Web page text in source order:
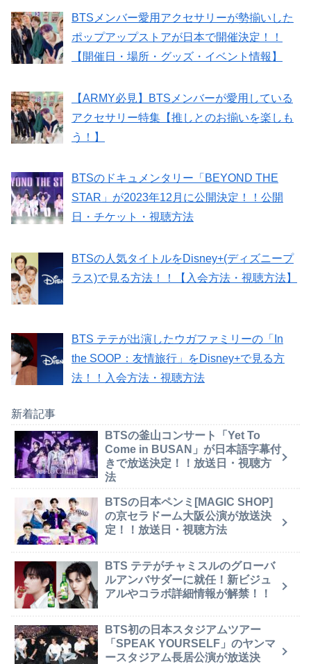
BTSメンバー愛用アクセサリーが勢揃いした
ポップアップストアが日本で開催決定！！
【開催日・場所・グッズ・イベント情報】
【ARMY必見】BTSメンバーが愛用している
アクセサリー特集【推しとのお揃いを楽しも
う！】
BTSのドキュメンタリー「BEYOND THE
STAR」が2023年12月に公開決定！！公開
日・チケット・視聴方法
BTSの人気タイトルをDisney+(ディズニープ
ラス)で見る方法！！【入会方法・視聴方法】
BTS テテが出演したウガファミリーの「In
the SOOP：友情旅行」をDisney+で見る方
法！！入会方法・視聴方法
新着記事
BTSの釜山コンサート「Yet To
Come in BUSAN」が日本語字幕付
きで放送決定！！放送日・視聴方
法
BTSの日本ペンミ[MAGIC SHOP]
の京セラドーム大阪公演が放送決
定！！放送日・視聴方法
BTS テテがチャミスルのグローバ
ルアンバサダーに就任！新ビジュ
アルやコラボ詳細情報が解禁！！
BTS初の日本スタジアムツアー
「SPEAK YOURSELF」のヤンマ
ースタジアム長居公演が放送決